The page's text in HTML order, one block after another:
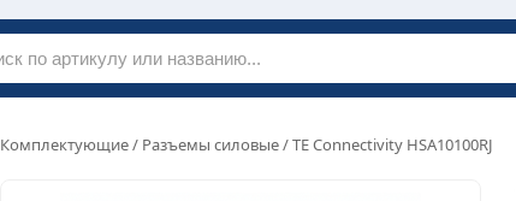
Комплектующие/ Разъемы силовые/ TE Connectivity HSA10100RJ